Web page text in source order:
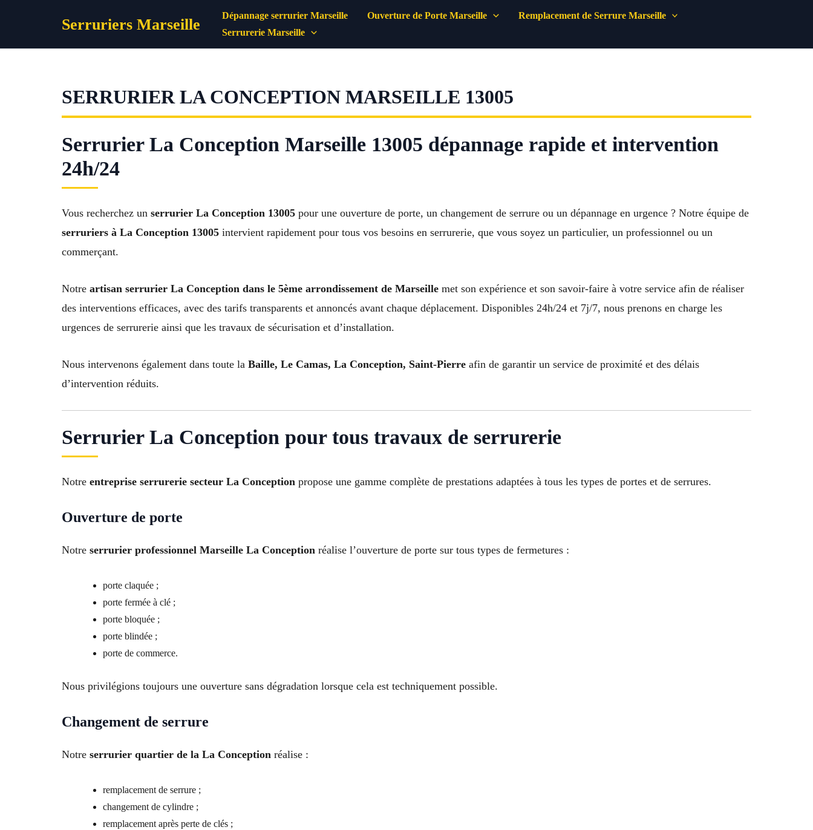
Serruriers Marseille Dépannage serrurier Marseille Ouverture de Porte Marseille
Remplacement de Serrure Marseille
Serrurerie Marseille
SERRURIER LA CONCEPTION MARSEILLE 13005
Serrurier La Conception Marseille 13005 dépannage rapide et intervention
24h/24
Vous recherchez un serrurier La Conception 13005 pour une ouverture de porte, un changement de serrure ou un dépannage en urgence ? Notre équipe de
serruriers à La Conception 13005 intervient rapidement pour tous vos besoins en serrurerie, que vous soyez un particulier, un professionnel ou un
commerçant.
Notre artisan serrurier La Conception dans le 5ème arrondissement de Marseille met son expérience et son savoir-faire à votre service afin de réaliser
des interventions efficaces, avec des tarifs transparents et annoncés avant chaque déplacement. Disponibles 24h/24 et 7j/7, nous prenons en charge les
urgences de serrurerie ainsi que les travaux de sécurisation et d’installation.
Nous intervenons également dans toute la Baille, Le Camas, La Conception, Saint-Pierre afin de garantir un service de proximité et des délais
d’intervention réduits.
Serrurier La Conception pour tous travaux de serrurerie
Notre entreprise serrurerie secteur La Conception propose une gamme complète de prestations adaptées à tous les types de portes et de serrures.
Ouverture de porte
Notre serrurier professionnel Marseille La Conception réalise l’ouverture de porte sur tous types de fermetures :
porte claquée ;
porte fermée à clé ;
porte bloquée ;
porte blindée ;
porte de commerce.
Nous privilégions toujours une ouverture sans dégradation lorsque cela est techniquement possible.
Changement de serrure
Notre serrurier quartier de la La Conception réalise :
remplacement de serrure ;
changement de cylindre ;
remplacement après perte de clés ;